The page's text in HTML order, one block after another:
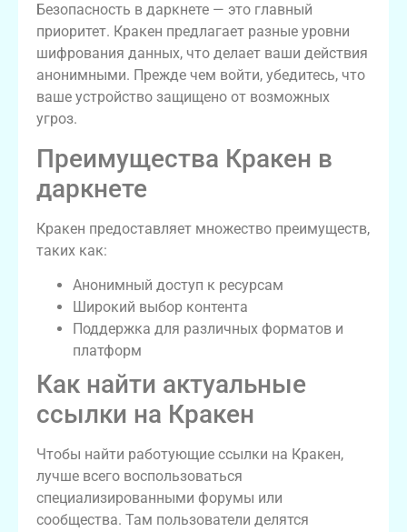
Безопасность в даркнете — это главный
приоритет. Кракен предлагает разные уровни
шифрования данных, что делает ваши действия
анонимными. Прежде чем войти, убедитесь, что
ваше устройство защищено от возможных
угроз.
Преимущества Кракен в
даркнете
Кракен предоставляет множество преимуществ,
таких как:
Анонимный доступ к ресурсам
Широкий выбор контента
Поддержка для различных форматов и
платформ
Как найти актуальные
ссылки на Кракен
Чтобы найти работующие ссылки на Кракен,
лучше всего воспользоваться
специализированными форумы или
сообщества. Там пользователи делятся